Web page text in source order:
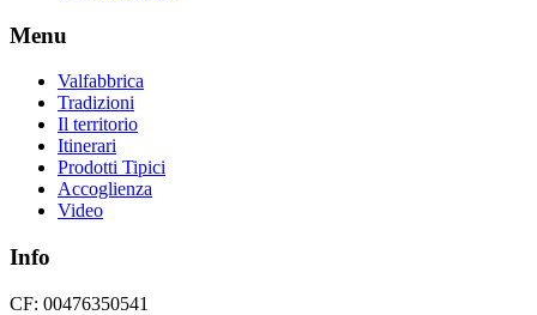
Menu
Valfabbrica
Tradizioni
Il territorio
Itinerari
Prodotti Tipici
Accoglienza
Video
Info
CF: 00476350541